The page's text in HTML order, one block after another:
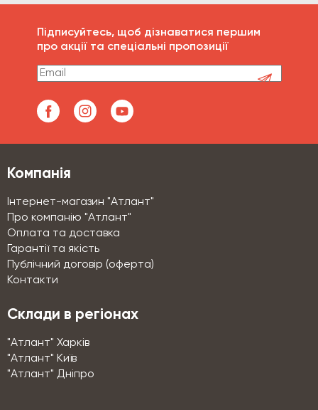
Підписуйтесь, щоб дізнаватися першим
про акції та спеціальні пропозиції
Компанія
Інтернет-магазин "Атлант"
Про компанію "Атлант"
Оплата та доставка
Гарантії та якість
Публічний договір (оферта)
Контакти
Склади в регіонах
"Атлант" Харків
"Атлант" Київ
"Атлант" Дніпро